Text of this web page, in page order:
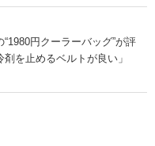
円クーラーバッグ”が評
を止めるベルトが良い」